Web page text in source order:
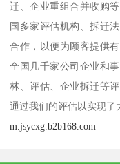
迁、企业重组合并收购
国多家评估机构、拆迁
合作，以便为顾客提供
全国几千家公司企业和
林、评估、企业拆迁等
通过我们的评估以实现了
m.jsycxg.b2b168.com